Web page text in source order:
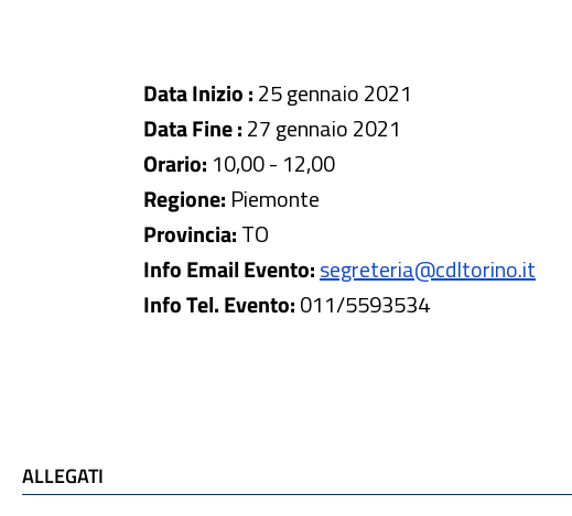
Data Inizio :25 gennaio 2021
Data Fine :27 gennaio 2021
Orario: 10,00 - 12,00
Regione: Piemonte
Provincia:TO
Info Email Evento:segreteria@cdltorino.it
Info Tel. Evento:011/5593534
ALLEGATI
ALLEGATI